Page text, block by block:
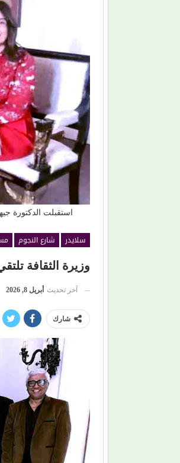
استقبلت الدكتورة
سلايدر شارع النجوم
وزيرة الثقافة
آخر تحديث أبريل 8, 2026
شارك
(المرصد المصري)..
والموسيقى بالأرقام